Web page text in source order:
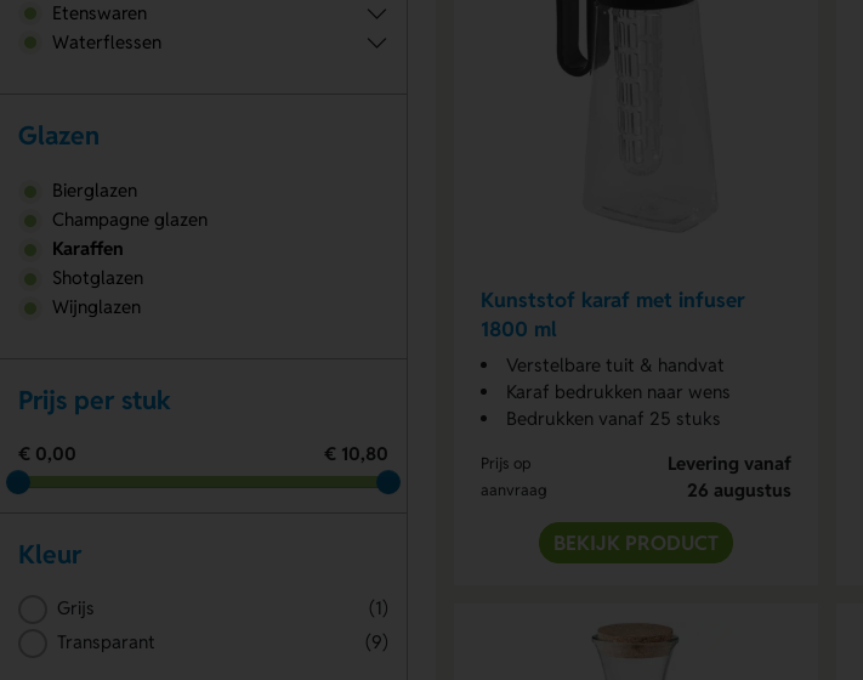
Kunststof karaf met infuser
1800 ml
Verstelbare tuit & handvat
Karaf bedrukken naar wens
Bedrukken vanaf 25 stuks
Prijs op
aanvraag
Levering vanaf
26 augustus
BEKIJK PRODUCT
Etenswaren
Waterflessen
Glazen
Bierglazen
Champagne glazen
Karaffen
Shotglazen
Wijnglazen
Prijs per stuk
€ 0,00 € 10,80
Kleur
Grijs
(1)
Transparant
(9)